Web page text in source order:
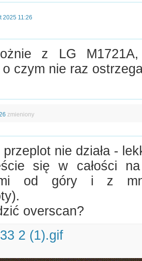
2025 11:26
z LG
czym nie raz
zmieniony
nie działa -
się w całości
od góry i z
overscan?
2 (1).gif